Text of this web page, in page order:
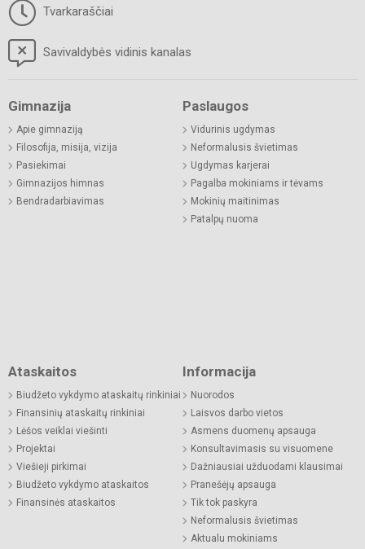
Tvarkaraščiai
Savivaldybės vidinis kanalas
Gimnazija
Apie gimnaziją
Filosofija, misija, vizija
Pasiekimai
Gimnazijos himnas
Bendradarbiavimas
Paslaugos
Vidurinis ugdymas
Neformalusis švietimas
Ugdymas karjerai
Pagalba mokiniams ir tėvams
Mokinių maitinimas
Patalpų nuoma
Ataskaitos
Biudžeto vykdymo ataskaitų rinkiniai
Finansinių ataskaitų rinkiniai
Lėšos veiklai viešinti
Projektai
Viešieji pirkimai
Biudžeto vykdymo ataskaitos
Finansinės ataskaitos
Informacija
Nuorodos
Laisvos darbo vietos
Asmens duomenų apsauga
Konsultavimasis su visuomene
Dažniausiai užduodami klausimai
Pranešėjų apsauga
Tik tok paskyra
Neformalusis švietimas
Aktualu mokiniams